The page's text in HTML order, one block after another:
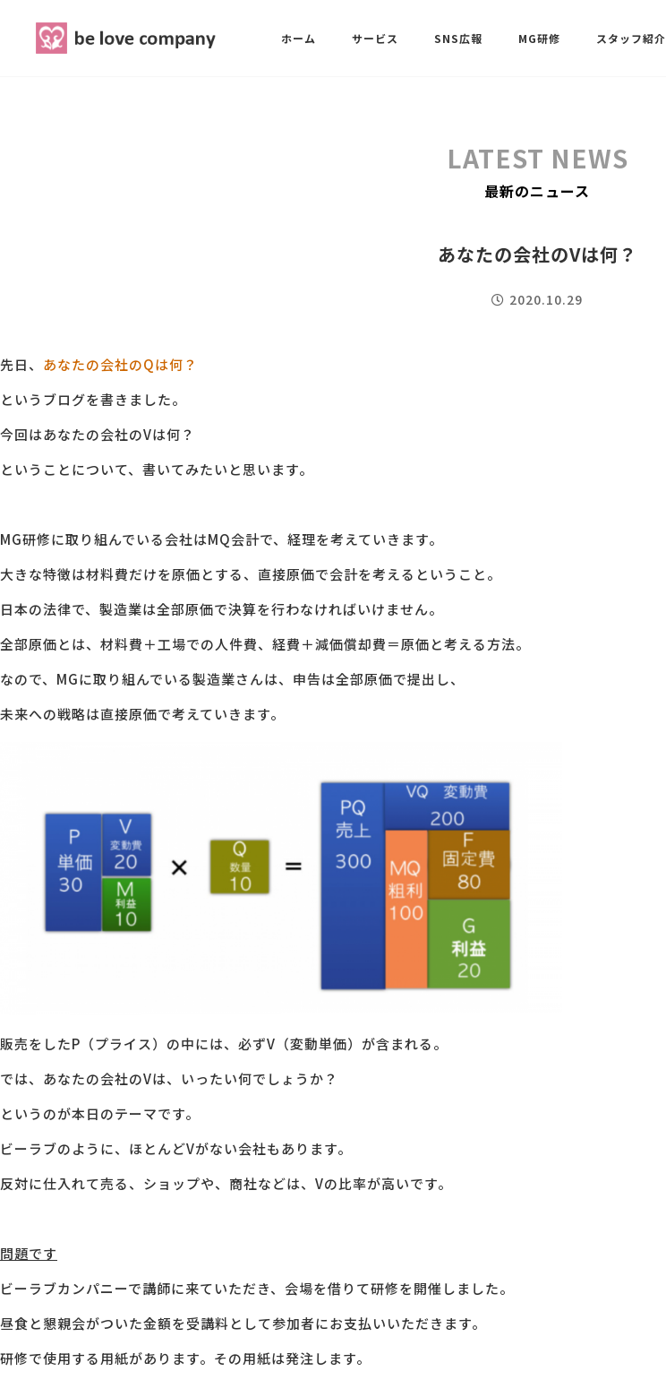
ホーム サービス
MG研修
SNS広報 MG研修 スタッフ紹介
最新ブログ
採用情報
LATEST NEWS
最新のニュース
あなたの会社のVは何？
2020.10.29
先日、 あなたの会社のQは何？
というブログを書きました。
今回はあなたの会社のVは何？
ということについて、書いてみたいと思います。
MG研修に取り組んでいる会社はMQ会計で、経理を考えていきます。
大きな特徴は材料費だけを原価とする、直接原価で会計を考えるということ。
日本の法律で、製造業は全部原価で決算を行わなければいけません。
全部原価とは、材料費＋工場での人件費、経費＋減価償却費＝原価と考える方法。
なので、MGに取り組んでいる製造業さんは、申告は全部原価で提出し、
未来への戦略は直接原価で考えていきます。
販売をしたP（プライス）の中には、必ずV（変動単価）が含まれる。
では、あなたの会社のVは、いったい何でしょうか？
というのが本日のテーマです。
ビーラブのように、ほとんどVがない会社もあります。
反対に仕入れて売る、ショップや、商社などは、Vの比率が高いです。
問題です
ビーラブカンパニーで講師に来ていただき、会場を借りて研修を開催しました。
昼食と懇親会がついた金額を受講料として参加者にお支払いいただきます。
研修で使用する用紙があります。その用紙は発注します。